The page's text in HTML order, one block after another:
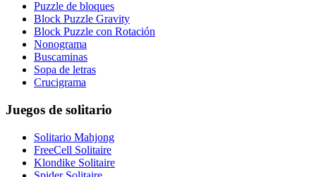
Puzzle de bloques
Block Puzzle Gravity
Block Puzzle con Rotación
Nonograma
Buscaminas
Sopa de letras
Crucigrama
Juegos de solitario
Solitario Mahjong
FreeCell Solitaire
Klondike Solitaire